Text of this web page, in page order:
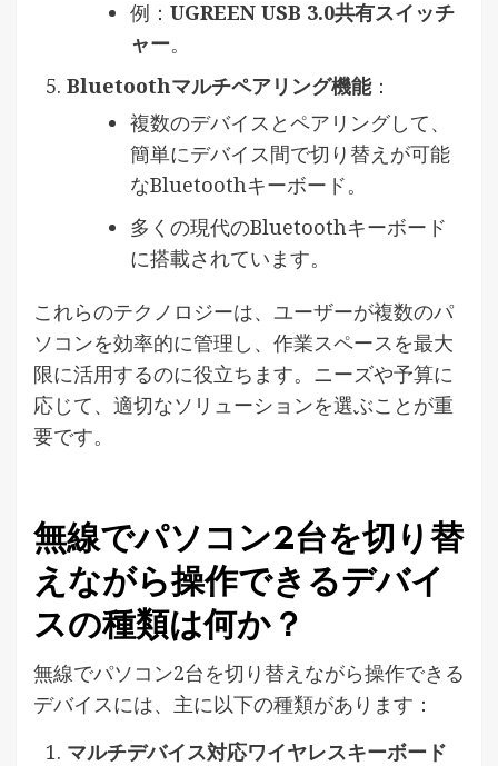
例： UGREEN USB 3.0共有スイッチ
ャー。
Bluetoothマルチペアリング機能：
複数のデバイスとペアリングして、
簡単にデバイス間で切り替えが可能
なBluetoothキーボード。
多くの現代のBluetoothキーボード
に搭載されています。
これらのテクノロジーは、ユーザーが複数のパ
ソコンを効率的に管理し、作業スペースを最大
限に活用するのに役立ちます。ニーズや予算に
応じて、適切なソリューションを選ぶことが重
要です。
無線でパソコン2台を切り替
えながら操作できるデバイ
スの種類は何か？
無線でパソコン2台を切り替えながら操作できる
デバイスには、主に以下の種類があります：
マルチデバイス対応ワイヤレスキーボード